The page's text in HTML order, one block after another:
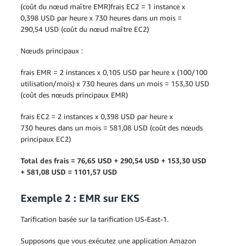
(coût du nœud maître EMR)frais EC2 = 1 instance x
0,398 USD par heure x 730 heures dans un mois =
290,54 USD (coût du nœud maître EC2)
Nœuds principaux :
frais EMR = 2 instances x 0,105 USD par heure x (100/100
utilisation/mois) x 730 heures dans un mois = 153,30 USD
(coût des nœuds principaux EMR)
frais EC2 = 2 instances x 0,398 USD par heure x
730 heures dans un mois = 581,08 USD (coût des nœuds
principaux EC2)
Total des frais = 76,65 USD + 290,54 USD + 153,30 USD
+ 581,08 USD = 1101,57 USD
Exemple 2 : EMR sur EKS
Tarification basée sur la tarification US-East-1.
Supposons que vous exécutez une application Amazon